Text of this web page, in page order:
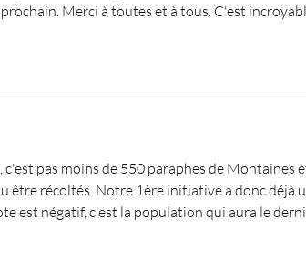
Merci à toutes et à tous. C'est
pas moins de 550 paraphes de Montaines
récoltés. Notre 1ère initiative a donc déjà
est négatif, c'est la population qui aura le